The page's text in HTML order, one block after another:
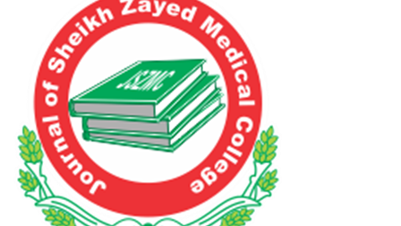
17 THSeptember
Opportunities)